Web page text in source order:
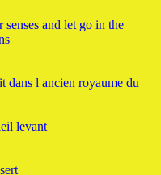
and let go in the
dans l ancien royaume du
levant